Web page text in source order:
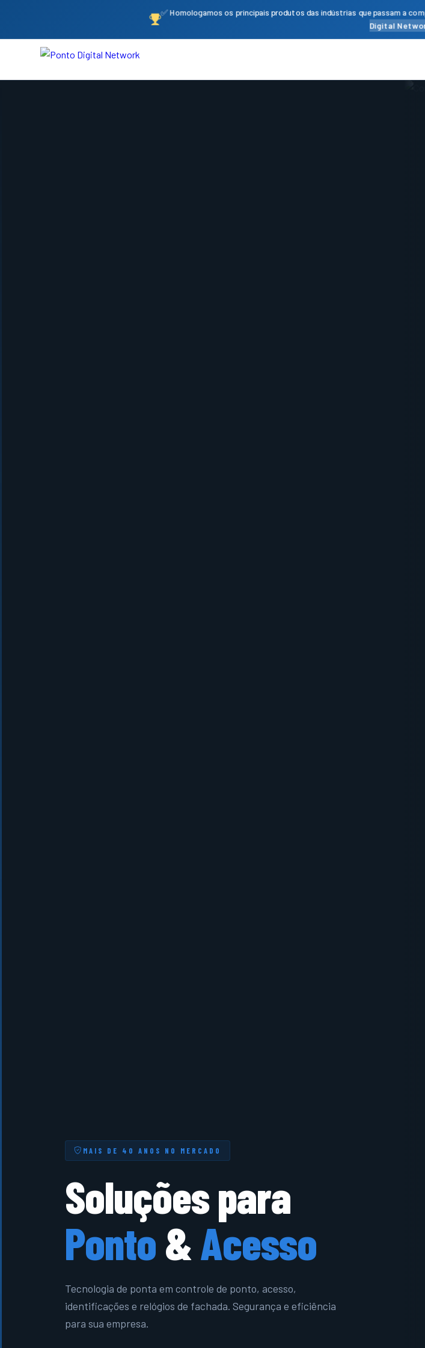
✅ Homologamos os principais produtos das indústrias que passam a
Digital
MAIS DE 40 ANOS NO MERCADO
Soluções para
Ponto&Acesso
Tecnologia de ponta em controle de ponto, acesso,
identificações e relógios de fachada. Segurança e eficiência
para sua empresa.